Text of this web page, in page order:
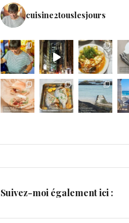
cuisine2touslesjours
Suivez-moi également ici :